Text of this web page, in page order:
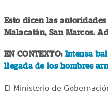
Esto dicen las
Malacatán, San Marcos.
EN CONTEXTO: Intensa
llegada de los hombres
El Ministerio de